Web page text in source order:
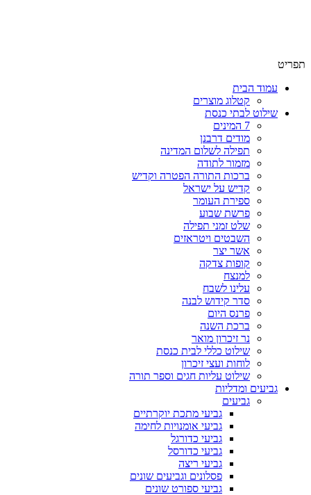
תפריט
עמוד הבית
קטלוג מוצרים
שילוט לבתי כנסת
7 המינים
מודים דרבנן
תפילה לשלום המדינה
מזמור לתודה
ברכות התורה הפטרה וקדיש
קדיש על ישראל
ספירת העומר
פרשת שבוע
שלט זמני תפילה
השבטים ויטראזים
אשר יצר
קופות צדקה
למנצח
עלינו לשבח
סדר קידוש לבנה
פרנס היום
ברכת השנה
נר זיכרון מואר
שילוט כללי לבית כנסת
לוחות ועצי זיכרון
שילוט עליות חגים וספר תורה
גביעים ומדליות
גביעים
גביעי מתכת יוקרתיים
גביעי אומנויות לחימה
גביעי כדורגל
גביעי כדורסל
גביעי ריצה
פסלונים וגביעים שונים
גביעי ספורט שונים